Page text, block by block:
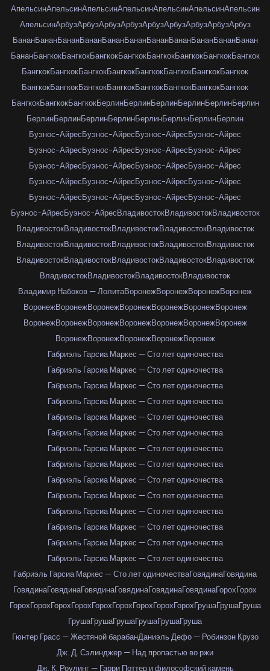
АпельсинАпельсинАпельсинАпельсинАпельсинАпельсинАпельсин
АпельсинАрбузАрбузАрбузАрбузАрбузАрбузАрбузАрбузАрбуз
БананБананБананБананБананБананБананБананБананБананБанан
БананБангкокБангкокБангкокБангкокБангкокБангкокБангкокБангкок
БангкокБангкокБангкокБангкокБангкокБангкокБангкокБангкок
БангкокБангкокБангкокБангкокБангкокБангкокБангкокБангкок
БангкокБангкокБангкокБерлинБерлинБерлинБерлинБерлинБерлин
БерлинБерлинБерлинБерлинБерлинБерлинБерлинБерлин
Буэнос-АйресБуэнос-АйресБуэнос-АйресБуэнос-Айрес
Буэнос-АйресБуэнос-АйресБуэнос-АйресБуэнос-Айрес
Буэнос-АйресБуэнос-АйресБуэнос-АйресБуэнос-Айрес
Буэнос-АйресБуэнос-АйресБуэнос-АйресБуэнос-Айрес
Буэнос-АйресБуэнос-АйресБуэнос-АйресБуэнос-Айрес
Буэнос-АйресБуэнос-АйресВладивостокВладивостокВладивосток
ВладивостокВладивостокВладивостокВладивостокВладивосток
ВладивостокВладивостокВладивостокВладивостокВладивосток
ВладивостокВладивостокВладивостокВладивостокВладивосток
ВладивостокВладивостокВладивостокВладивосток
Владимир Набоков — ЛолитаВоронежВоронежВоронежВоронеж
ВоронежВоронежВоронежВоронежВоронежВоронежВоронеж
ВоронежВоронежВоронежВоронежВоронежВоронежВоронеж
ВоронежВоронежВоронежВоронежВоронеж
Габриэль Гарсиа Маркес — Сто лет одиночества
Габриэль Гарсиа Маркес — Сто лет одиночества
Габриэль Гарсиа Маркес — Сто лет одиночества
Габриэль Гарсиа Маркес — Сто лет одиночества
Габриэль Гарсиа Маркес — Сто лет одиночества
Габриэль Гарсиа Маркес — Сто лет одиночества
Габриэль Гарсиа Маркес — Сто лет одиночества
Габриэль Гарсиа Маркес — Сто лет одиночества
Габриэль Гарсиа Маркес — Сто лет одиночества
Габриэль Гарсиа Маркес — Сто лет одиночества
Габриэль Гарсиа Маркес — Сто лет одиночества
Габриэль Гарсиа Маркес — Сто лет одиночества
Габриэль Гарсиа Маркес — Сто лет одиночества
Габриэль Гарсиа Маркес — Сто лет одиночества
Габриэль Гарсиа Маркес — Сто лет одиночестваГовядинаГовядина
ГовядинаГовядинаГовядинаГовядинаГовядинаГовядинаГорохГорох
ГорохГорохГорохГорохГорохГорохГорохГорохГорохГрушаГрушаГруша
ГрушаГрушаГрушаГрушаГрушаГруша
Гюнтер Грасс — Жестяной барабанДаниэль Дефо — Робинзон Крузо
Дж. Д. Сэлинджер — Над пропастью во ржи
Дж. К. Роулинг — Гарри Поттер и философский камень